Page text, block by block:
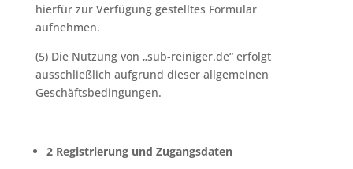
hierfür zur Verfügung gestelltes Formular
aufnehmen.
(5) Die Nutzung von „sub-reiniger.de“ erfolgt
ausschließlich aufgrund dieser allgemeinen
Geschäftsbedingungen.
2 Registrierung und Zugangsdaten